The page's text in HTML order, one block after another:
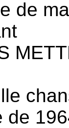
de
de